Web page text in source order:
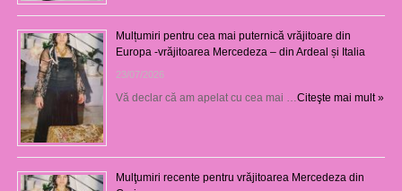
Mulțumiri pentru cea mai puternică vrăjitoare din
Europa -vrăjitoarea Mercedeza – din Ardeal și Italia
23/07/2026
Vă declar că am apelat cu cea mai … Citeşte mai mult »
Mulţumiri recente pentru vrăjitoarea Mercedeza din